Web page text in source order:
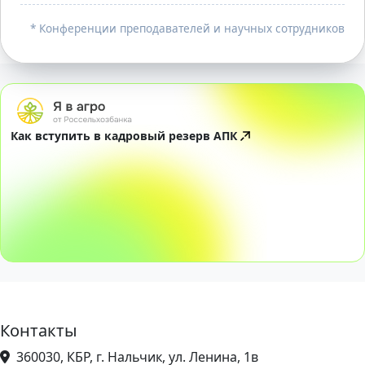
* Конференции преподавателей и научных сотрудников
Как вступить в кадровый резерв АПК
Контакты
360030, КБР, г. Нальчик, ул. Ленина, 1в